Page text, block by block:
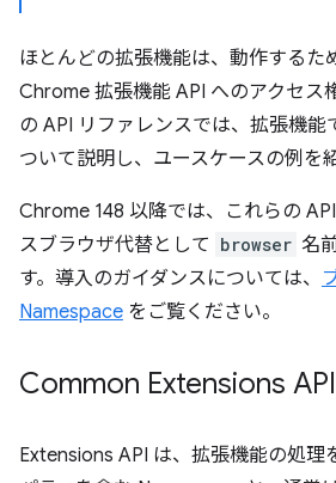
ほとんどの拡張機能は、動作するた
Chrome 拡張機能 API へのアクセス
の API リファレンスでは、拡張機能
ついて説明し、ユースケースの例を
Chrome 148 以降では、これらの
スブラウザ代替として browser 名
す。導入のガイダンスについては、
Namespace をご覧ください。
Common Extensions
Extensions API は、拡張機能の処理